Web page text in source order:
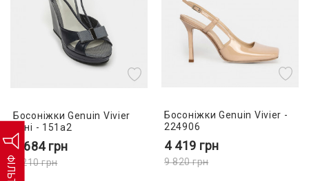
ФІЛЬТР
Босоніжки Genuin Vivier
сині - 151a2
3 684грн
9 210грн
Босоніжки Genuin Vivier -
224906
4 419 грн
9 820грн